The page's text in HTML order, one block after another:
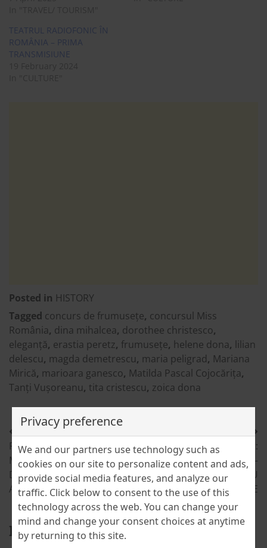
TEATRUL RADIOFONIC ÎN
ROMÂNIA – PRIMA
TRANSMISIUNE
Posted in HISTORY
Tagged concurs de frumusețe, concursul Miss
România, dina mihalcea, dorothee christesco,
eleganță, erastia peretz, frumusețe, helene dona,
lilian
delescu, magda demetrescu, maria peligrad, Mariana
Mirică, marioara ganesco, Matilda Pascal Cojocărița,
Tanți Vușoreanu, tita cristescu, zoica dona
Post
navigation
Previous:
MARIN SORESCU – “DĂ,
DOAMNE, PICĂTURA
ACEEA…”
Next:
ION IRIMESCU –
SCULPTURA PRIN PATRU
REGIMURI POLITICE
Related Posts
Privacy preference
We and our partners use technology such as
cookies on our site to personalize content and ads,
provide social media features, and analyze our
traffic. Click below to consent to the use of this
technology across the web. You can change your
mind and change your consent choices at anytime
by returning to this site.